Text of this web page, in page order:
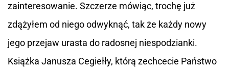
zainteresowanie. Szczerze mówiąc, trochę już
zdążyłem od niego odwyknąć, tak że każdy nowy
jego przejaw urasta do radosnej niespodzianki.
Książka Janusza Cegiełły, którą zechcecie Państwo